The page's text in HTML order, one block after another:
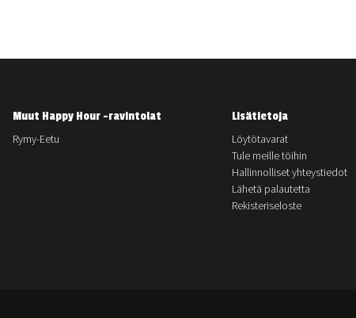
Muut Happy Hour -ravintolat
Rymy-Eetu
Lisätietoja
Löytötavarat
Tule meille töihin
Hallinnolliset yhteystiedot
Lähetä palautetta
Rekisteriseloste